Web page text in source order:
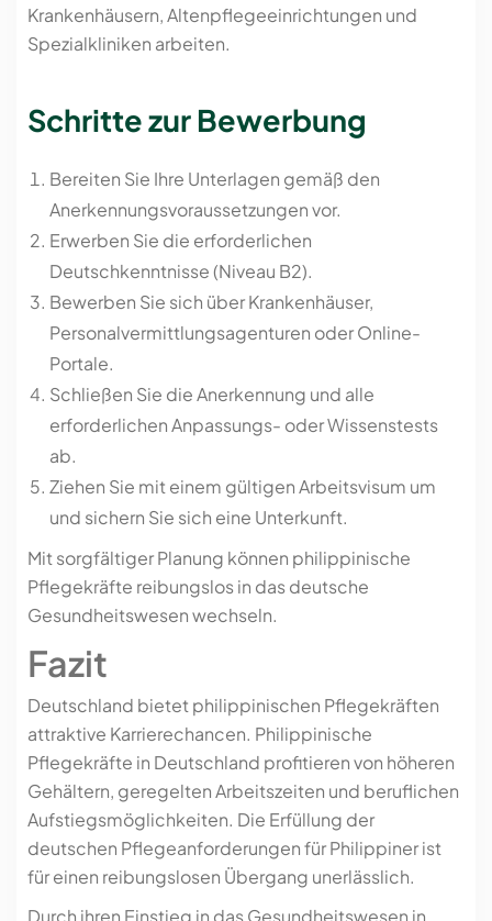
Krankenhäusern, Altenpflegeeinrichtungen und
Spezialkliniken arbeiten.
Schritte zur Bewerbung
Bereiten Sie Ihre Unterlagen gemäß den
Anerkennungsvoraussetzungen vor.
Erwerben Sie die erforderlichen
Deutschkenntnisse (Niveau B2).
Bewerben Sie sich über Krankenhäuser,
Personalvermittlungsagenturen oder Online-
Portale.
Schließen Sie die Anerkennung und alle
erforderlichen Anpassungs- oder Wissenstests
ab.
Ziehen Sie mit einem gültigen Arbeitsvisum um
und sichern Sie sich eine Unterkunft.
Mit sorgfältiger Planung können philippinische
Pflegekräfte reibungslos in das deutsche
Gesundheitswesen wechseln.
Fazit
Deutschland bietet philippinischen Pflegekräften
attraktive Karrierechancen. Philippinische
Pflegekräfte in Deutschland profitieren von höheren
Gehältern, geregelten Arbeitszeiten und beruflichen
Aufstiegsmöglichkeiten. Die Erfüllung der
deutschen Pflegeanforderungen für Philippiner ist
für einen reibungslosen Übergang unerlässlich.